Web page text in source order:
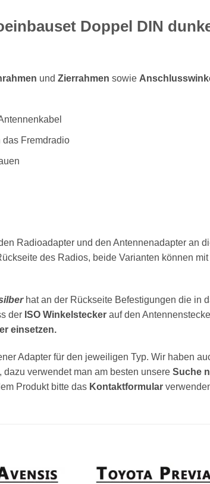
Doppel DIN
und Zierrahmen sowie
Fremdradio
Radioadapter und den Antennenadapter an
des Radios, beide Varianten können
hat an der Rückseite Befestigungen die in
der ISO Winkelstecker auf den
einsetzen.
Adapter für den jeweiligen Typ. Wir haben
verwendet man am besten unsere Suche
Produkt bitte das Kontaktformular